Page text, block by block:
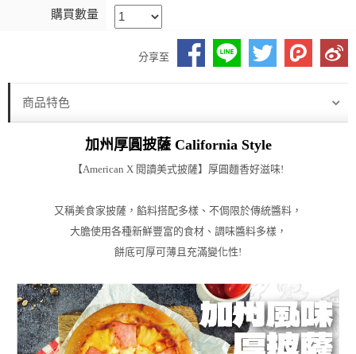
購買數量
分享至
商品特色
加州厚圓披薩 California Style
【American X 閱讀美式披薩】厚圓麵香好滋味!
又稱美食家披薩，餡料搭配多樣、不侷限於傳統醬料，
大膽使用各種新鮮豐富的食材、調味醬料多樣，
餅底可厚可薄且充滿變化性!